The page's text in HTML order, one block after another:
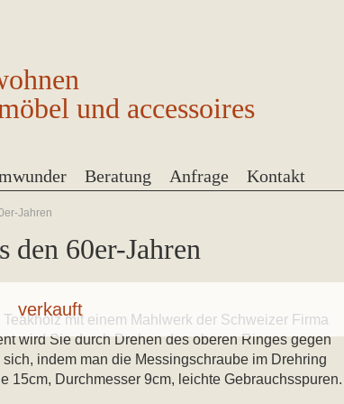
und accessoires
Beratung Anfrage Kontakt
Jahren
den 60er-Jahren
mit einem Mahlwerk der Schweizer Firma
wird Sie durch Drehen des oberen Ringes gegen
indem man die Messingschraube im Drehring
15cm, Durchmesser 9cm, leichte Gebrauchsspuren.